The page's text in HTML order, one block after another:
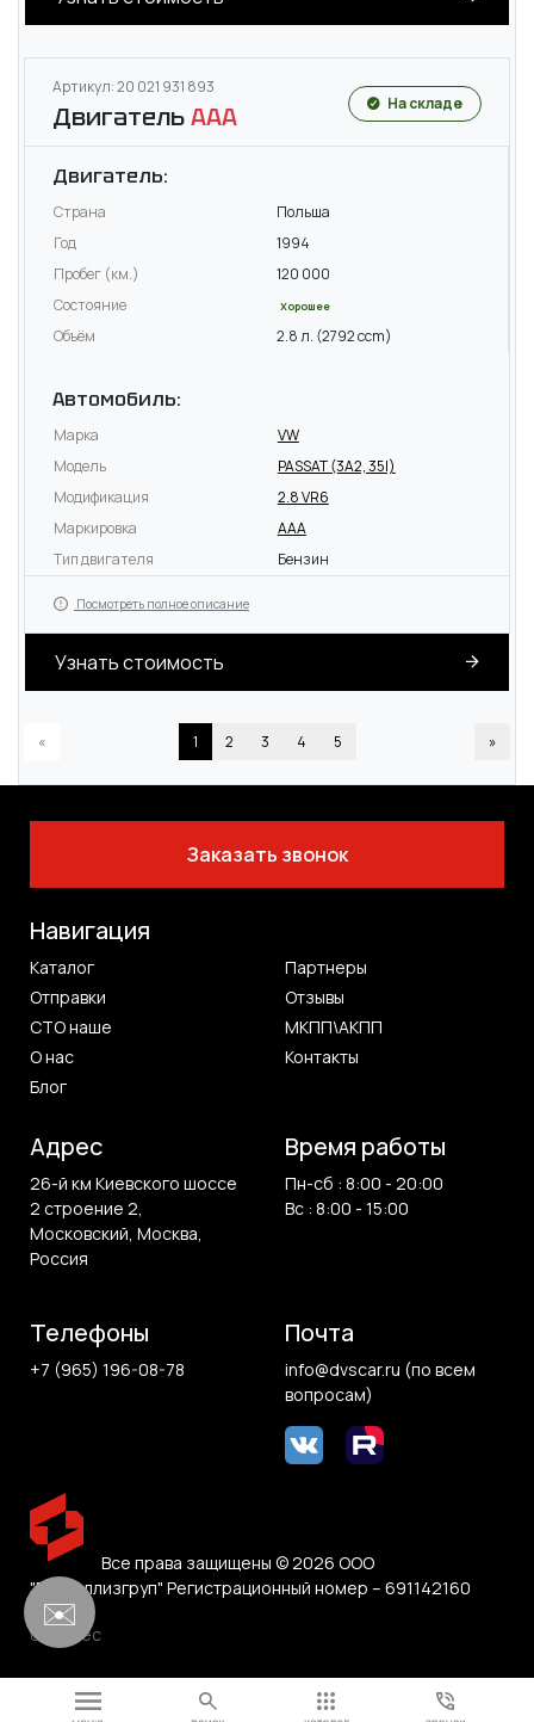
Артикул: 20 021 931 893
ДвигательAAA На складе
Двигатель:
Страна
Польша
Год
1994
Пробег (км.)
120 000
Состояние
Хорошее
Объём 2.8 л. (2792 ccm)
Автомобиль:
Марка
VW
Модель
PASSAT (3A2, 35I)
Модификация
2.8 VR6
Маркировка
AAA
Тип двигателя
Бензин
Посмотреть полное описание
Узнать стоимость
« 1 2 3 4 5 »
Заказать звонок
Все права защищены © 2026 ООО
"Белвиллизгруп" Регистрационный номер – 691142160
Навигация
Каталог
Партнеры
Отправки
Отзывы
СТО наше
МКПП\АКПП
О нас
Контакты
Блог
Адрес
26-й км Киевского шоссе
2 строение 2,
Московский, Москва,
Россия
Время работы
Пн-сб : 8:00 - 20:00
Вс : 8:00 - 15:00
Телефоны
+7 (965) 196-08-78
Почта
info@dvscar.ru (по всем
вопросам)
0.155 sec
✉️